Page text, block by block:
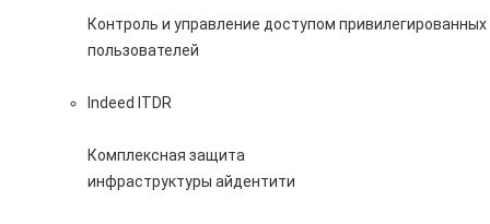
Контроль и управление доступом привилегированных
пользователей
Indeed ITDR
Комплексная защита
инфраструктуры айдентити